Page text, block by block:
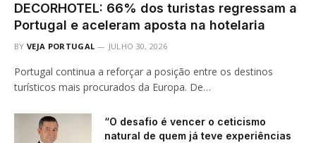
DECORHOTEL: 66% dos turistas regressam a
Portugal e aceleram aposta na hotelaria
BY VEJA PORTUGAL JULHO 30, 2026
Portugal continua a reforçar a posição entre os destinos
turísticos mais procurados da Europa. De…
“O desafio é vencer o ceticismo
natural de quem já teve experiências